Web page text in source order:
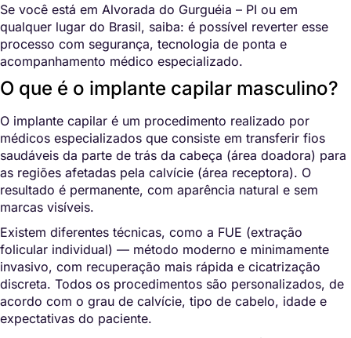
Se você está em Alvorada do Gurguéia – PI ou em
qualquer lugar do Brasil, saiba: é possível reverter esse
processo com segurança, tecnologia de ponta e
acompanhamento médico especializado.
O que é o implante capilar masculino?
O implante capilar é um procedimento realizado por
médicos especializados que consiste em transferir fios
saudáveis da parte de trás da cabeça (área doadora) para
as regiões afetadas pela calvície (área receptora). O
resultado é permanente, com aparência natural e sem
marcas visíveis.
Existem diferentes técnicas, como a FUE (extração
folicular individual) — método moderno e minimamente
invasivo, com recuperação mais rápida e cicatrização
discreta. Todos os procedimentos são personalizados, de
acordo com o grau de calvície, tipo de cabelo, idade e
expectativas do paciente.